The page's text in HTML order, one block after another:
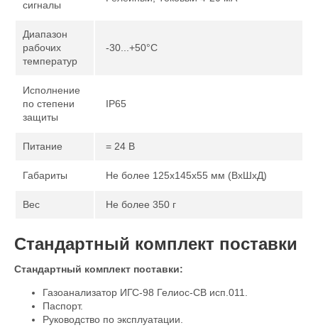
сигналы
Диапазон
рабочих
температур
-30...+50°С
Исполнение
по степени
защиты
IP65
Питание = 24 В
Габариты Не более 125х145х55 мм (ВхШхД)
Вес Не более 350 г
Стандартный комплект поставки
Стандартный комплект поставки:
Газоанализатор ИГС-98 Гелиос-СВ исп.011.
Паспорт.
Руководство по эксплуатации.